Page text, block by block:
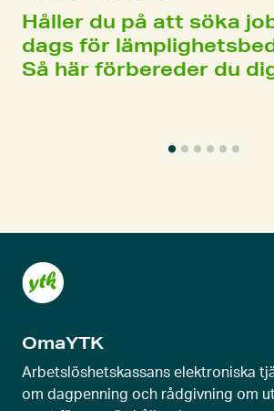
Håller du på att söka
dags för
Så här förbereder du
l
s
j
u
t
OmaYTK
Arbetslöshetskassans elektroniska
om dagpenning och rådgivning om